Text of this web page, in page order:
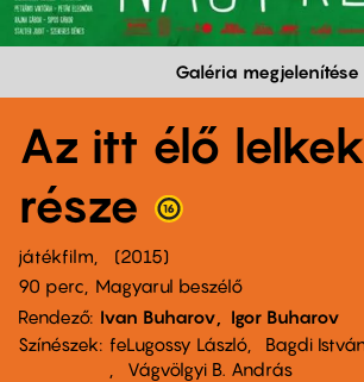
Galéria megjelenítése
Az itt élő
része
játékfilm
2015
90 perc,
Magyarul beszélő
Rendező Ivan Buharov
Igor Buharov
Színészek feLugossy László Bagdi
Vágvölgyi B. András